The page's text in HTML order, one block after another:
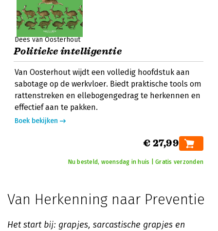
Dees van Oosterhout
Politieke intelligentie
Van Oosterhout wijdt een volledig hoofdstuk aan
sabotage op de werkvloer. Biedt praktische tools om
rattenstreken en ellebogengedrag te herkennen en
effectief aan te pakken.
Boek bekijken
€ 27,99
Nu besteld, woensdag in huis | Gratis verzonden
Van Herkenning naar Preventie
Het start bij: grapjes, sarcastische grapjes en